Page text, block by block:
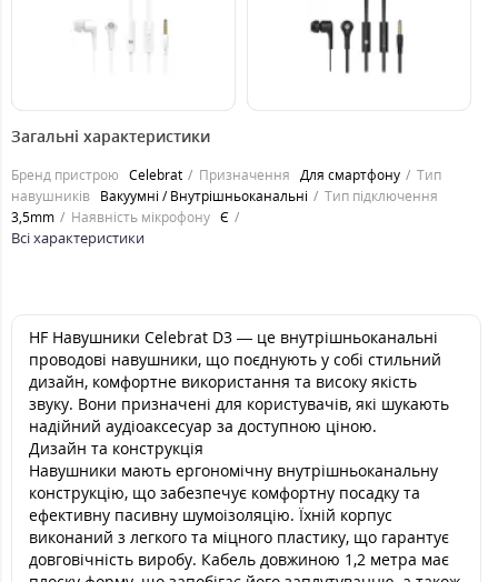
99 грн.
Загальні характеристики
Бренд пристрою Celebrat Призначення Для смартфону
Тип
навушників Вакуумні / Внутрішньоканальні
Тип підключення
3,5mm
Наявність мікрофону Є
Всі характеристики
HF Навушники Celebrat D3 — це внутрішньоканальні
проводові навушники, що поєднують у собі стильний
дизайн, комфортне використання та високу якість
звуку. Вони призначені для користувачів, які шукають
надійний аудіоаксесуар за доступною ціною.
Дизайн та конструкція
Навушники мають ергономічну внутрішньоканальну
конструкцію, що забезпечує комфортну посадку та
ефективну пасивну шумоізоляцію. Їхній корпус
виконаний з легкого та міцного пластику, що гарантує
довговічність виробу. Кабель довжиною 1,2 метра має